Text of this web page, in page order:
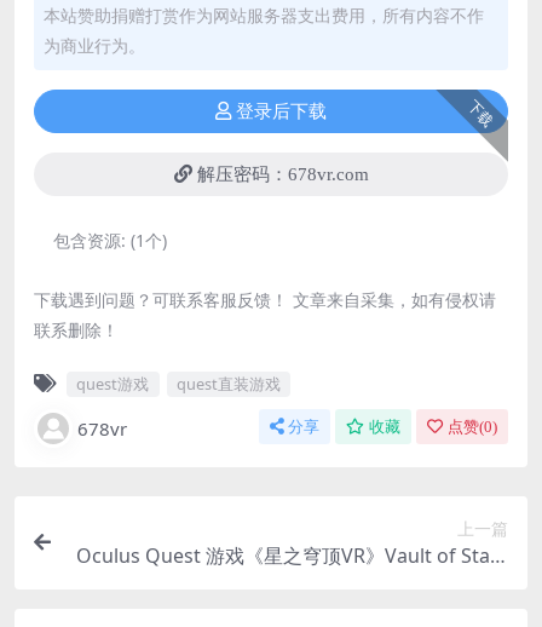
本站赞助捐赠打赏作为网站服务器支出费用，所有内容不作
为商业行为。
下载
登录后下载
解压密码：678vr.com
包含资源: (1个)
下载遇到问题？可联系客服反馈！ 文章来自采集，如有侵权请
联系删除！
quest游戏 quest直装游戏
678vr 分享 收藏 点赞(0)
上一篇
Oculus Quest 游戏《星之穹顶VR》Vault of Stars